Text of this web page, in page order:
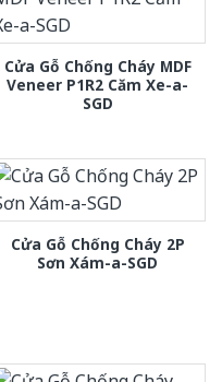
Cửa Gỗ Chống Cháy MDF
Veneer P1R2 Căm Xe-a-
SGD
Cửa Gỗ Chống Cháy 2P
Sơn Xám-a-SGD